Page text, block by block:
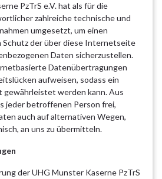
PzTrS e.V. hat als für die
zahlreiche technische und
umgesetzt, um einen
Schutz der über diese Internetseite
Daten sicherzustellen.
Datenübertragungen
aufweisen, sodass ein
gewährleistet werden kann. Aus
jeder betroffenen Person frei,
auch auf alternativen Wegen,
an uns zu übermitteln.
der UHG Munster Kaserne PzTrS